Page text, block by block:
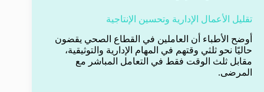
تقليل الأعمال الإدارية وتحسين الإنتاجية
أوضح الأطباء أن العاملين في القطاع الصحي يقضون
حاليًا نحو ثلثي وقتهم في المهام الإدارية والتوثيقية،
مقابل ثلث الوقت فقط في التعامل المباشر مع
المرضى.